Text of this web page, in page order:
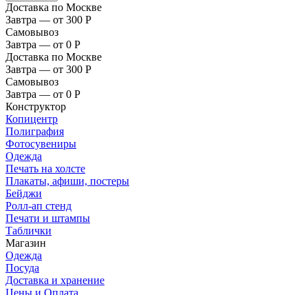
Доставка по Москве
Завтра — от 300 Р
Самовывоз
Завтра — от 0 Р
Доставка по Москве
Завтра — от 300 Р
Самовывоз
Завтра — от 0 Р
Конструктор
Копицентр
Полиграфия
Фотосувениры
Одежда
Печать на холсте
Плакаты, афиши, постеры
Бейджи
Ролл-ап стенд
Печати и штампы
Таблички
Магазин
Одежда
Посуда
Доставка и хранение
Цены и Оплата